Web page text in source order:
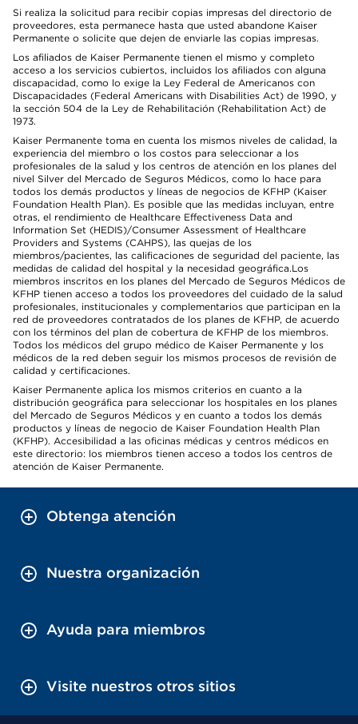
Si realiza la solicitud para recibir copias impresas del directorio de
proveedores, esta permanece hasta que usted abandone Kaiser
Permanente o solicite que dejen de enviarle las copias impresas.
Los afiliados de Kaiser Permanente tienen el mismo y completo
acceso a los servicios cubiertos, incluidos los afiliados con alguna
discapacidad, como lo exige la Ley Federal de Americanos con
Discapacidades (Federal Americans with Disabilities Act) de 1990, y
la sección 504 de la Ley de Rehabilitación (Rehabilitation Act) de
1973.
Kaiser Permanente toma en cuenta los mismos niveles de calidad, la
experiencia del miembro o los costos para seleccionar a los
profesionales de la salud y los centros de atención en los planes del
nivel Silver del Mercado de Seguros Médicos, como lo hace para
todos los demás productos y líneas de negocios de KFHP (Kaiser
Foundation Health Plan). Es posible que las medidas incluyan, entre
otras, el rendimiento de Healthcare Effectiveness Data and
Information Set (HEDIS)/Consumer Assessment of Healthcare
Providers and Systems (CAHPS), las quejas de los
miembros/pacientes, las calificaciones de seguridad del paciente, las
medidas de calidad del hospital y la necesidad geográfica.Los
miembros inscritos en los planes del Mercado de Seguros Médicos de
KFHP tienen acceso a todos los proveedores del cuidado de la salud
profesionales, institucionales y complementarios que participan en la
red de proveedores contratados de los planes de KFHP, de acuerdo
con los términos del plan de cobertura de KFHP de los miembros.
Todos los médicos del grupo médico de Kaiser Permanente y los
médicos de la red deben seguir los mismos procesos de revisión de
calidad y certificaciones.
Kaiser Permanente aplica los mismos criterios en cuanto a la
distribución geográfica para seleccionar los hospitales en los planes
del Mercado de Seguros Médicos y en cuanto a todos los demás
productos y líneas de negocio de Kaiser Foundation Health Plan
(KFHP). Accesibilidad a las oficinas médicas y centros médicos en
este directorio: los miembros tienen acceso a todos los centros de
atención de Kaiser Permanente.
Obtenga atención
Nuestra organización
Ayuda para miembros
Visite nuestros otros sitios